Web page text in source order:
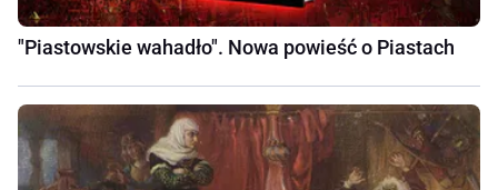
"Piastowskie wahadło". Nowa powieść o Piastach